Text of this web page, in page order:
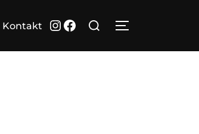
Kontakt Instagram
Facebook
Suchen